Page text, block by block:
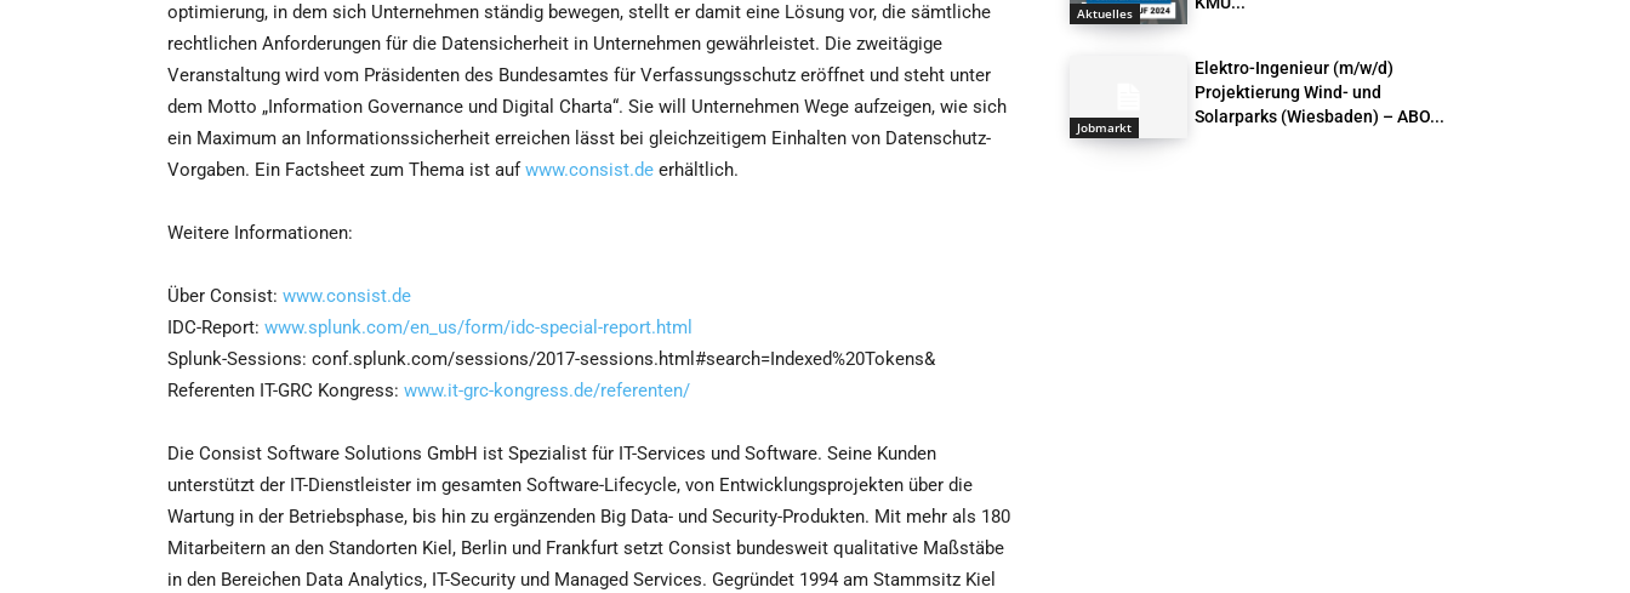
optimierung, in dem sich Unternehmen ständig bewegen, stellt er damit eine Lösung vor, die sämtliche
rechtlichen Anforderungen für die Datensicherheit in Unternehmen gewährleistet. Die zweitägige
Veranstaltung wird vom Präsidenten des Bundesamtes für Verfassungsschutz eröffnet und steht unter
dem Motto „Information Governance und Digital Charta“. Sie will Unternehmen Wege aufzeigen, wie sich
ein Maximum an Informationssicherheit erreichen lässt bei gleichzeitigem Einhalten von Datenschutz-
Vorgaben. Ein Factsheet zum Thema ist aufwww.consist.de erhältlich.
Weitere Informationen:
Über Consist: www.consist.de
IDC-Report: www.splunk.com/en_us/form/idc-special-report.html
Splunk-Sessions: conf.splunk.com/sessions/2017-sessions.html#search=Indexed%20Tokens&
Referenten IT-GRC Kongress: www.it-grc-kongress.de/referenten/
Die Consist Software Solutions GmbH ist Spezialist für IT-Services und Software. Seine Kunden
unterstützt der IT-Dienstleister im gesamten Software-Lifecycle, von Entwicklungsprojekten über die
Wartung in der Betriebsphase, bis hin zu ergänzenden Big Data- und Security-Produkten. Mit mehr als 180
Mitarbeitern an den Standorten Kiel, Berlin und Frankfurt setzt Consist bundesweit qualitative Maßstäbe
in den Bereichen Data Analytics, IT-Security und Managed Services. Gegründet 1994 am Stammsitz Kiel
Aktuelles
Jobmarkt
Elektro-Ingenieur (m/w/d)
Projektierung Wind- und
Solarparks (Wiesbaden) – ABO...